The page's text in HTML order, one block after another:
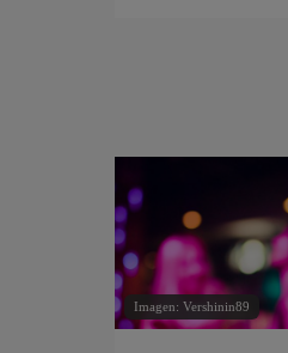
Imagen: Vershinin89